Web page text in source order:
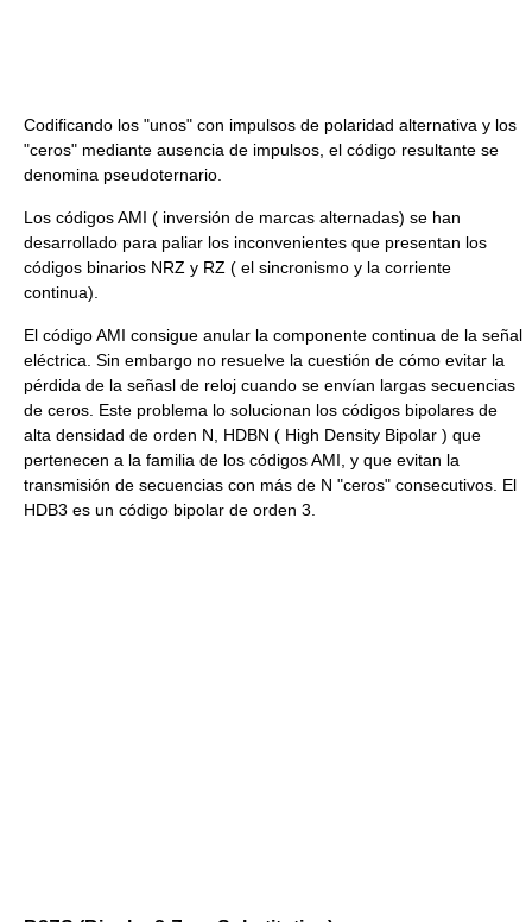
Codificando los "unos" con impulsos de polaridad alternativa y los
"ceros" mediante ausencia de impulsos, el código resultante se
denomina pseudoternario.
Los códigos AMI ( inversión de marcas alternadas) se han
desarrollado para paliar los inconvenientes que presentan los
códigos binarios NRZ y RZ ( el sincronismo y la corriente
continua).
El código AMI consigue anular la componente continua de la señal
eléctrica. Sin embargo no resuelve la cuestión de cómo evitar la
pérdida de la señasl de reloj cuando se envían largas secuencias
de ceros. Este problema lo solucionan los códigos bipolares de
alta densidad de orden N, HDBN ( High Density Bipolar ) que
pertenecen a la familia de los códigos AMI, y que evitan la
transmisión de secuencias con más de N "ceros" consecutivos. El
HDB3 es un código bipolar de orden 3.